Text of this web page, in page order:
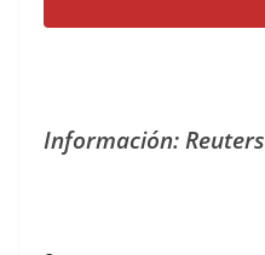
Información: Reuters